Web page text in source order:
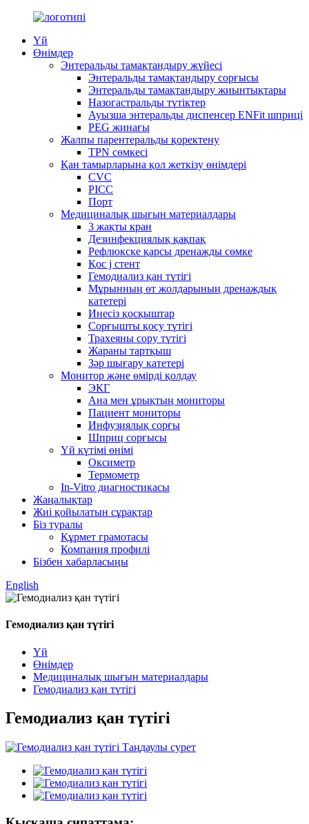
Үй
Өнімдер
Энтеральды тамақтандыру жүйесі
Энтеральды тамақтандыру сорғысы
Энтеральды тамақтандыру жиынтықтары
Назогастральды түтіктер
Ауызша энтеральды диспенсер ENFit шприці
PEG жинағы
Жалпы парентеральды қоректену
TPN сөмкесі
Қан тамырларына қол жеткізу өнімдері
CVC
PICC
Порт
Медициналық шығын материалдары
3 жақты кран
Дезинфекциялық қақпақ
Рефлюкске қарсы дренажды сөмке
Қос j стент
Гемодиализ қан түтігі
Мұрынның өт жолдарының дренаждық
катетері
Инесіз қосқыштар
Сорғышты қосу түтігі
Трахеяны сору түтігі
Жараны тартқыш
Зәр шығару катетері
Монитор және өмірді қолдау
ЭКГ
Ана мен ұрықтың мониторы
Пациент мониторы
Инфузиялық сорғы
Шприц сорғысы
Үй күтімі өнімі
Оксиметр
Термометр
In-Vitro диагностикасы
Жаңалықтар
Жиі қойылатын сұрақтар
Біз туралы
Құрмет грамотасы
Компания профилі
Бізбен хабарласыңы
English
Гемодиализ қан түтігі
Үй
Өнімдер
Медициналық шығын материалдары
Гемодиализ қан түтігі
Гемодиализ қан түтігі